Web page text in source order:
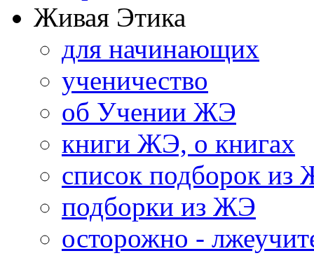
Живая Этика
для начинающих
ученичество
об Учении ЖЭ
книги ЖЭ, о книгах
список подборок из
подборки из ЖЭ
осторожно -